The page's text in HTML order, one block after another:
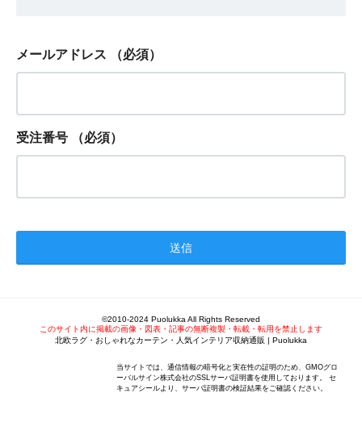
メールアドレス （必須）
受注番号 （必須）
©2010-2024 Puolukka All Rights Reserved
このサイト内に掲載の画像・図表・記事の無断複製・転載・転用を禁止します
北欧ラグ・おしゃれなカーテン・人気インテリア収納通販 | Puolukka
当サイトでは、通信情報の暗号化と実在性の証明のため、GMOグロ
ーバルサイン株式会社のSSLサーバ証明書を使用しております。 セ
キュアシールより、サーバ証明書の検証結果をご確認ください。